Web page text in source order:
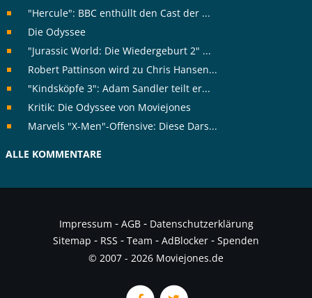
"Hercule": BBC enthüllt den Cast der ...
Die Odyssee
"Jurassic World: Die Wiedergeburt 2" ...
Robert Pattinson wird zu Chris Hansen...
"Kindsköpfe 3": Adam Sandler teilt er...
Kritik: Die Odyssee von Moviejones
Marvels "X-Men"-Offensive: Diese Dars...
ALLE KOMMENTARE
Impressum - AGB- Datenschutzerklärung
Sitemap - RSS - Team - AdBlocker - Spenden
© 2007 - 2026 Moviejones.de